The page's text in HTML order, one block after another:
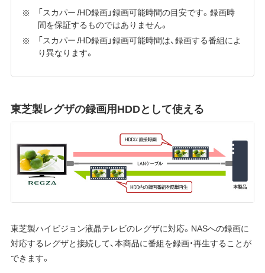
「スカパー！HD録画」録画可能時間の目安です。録画時
間を保証するものではありません。
「スカパー！HD録画」録画可能時間は、録画する番組によ
り異なります。
東芝製レグザの録画用HDDとして使える
東芝製ハイビジョン液晶テレビのレグザに対応。NASへの録画に
対応するレグザと接続して、本商品に番組を録画・再生することが
できます。